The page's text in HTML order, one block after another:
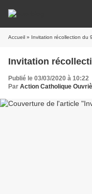
Accueil » Invitation récollection du
Invitation
Publié le 03/03/2020 à 10:22
Par Action Catholique